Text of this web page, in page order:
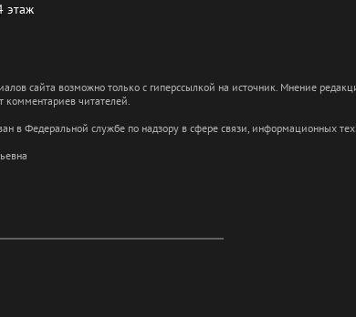
этаж
сайта возможно только с гиперссылкой на источник. Мнение
комментариев читателей.
в Федеральной службе по надзору в сфере связи,